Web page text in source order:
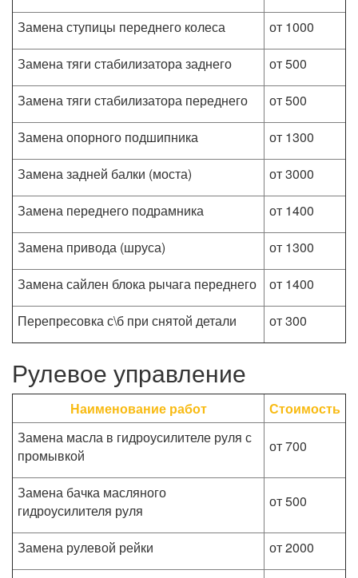
Замена ступицы переднего колеса
от 1000
Замена тяги стабилизатора заднего
от 500
Замена тяги стабилизатора переднего
от 500
Замена опорного подшипника
от 1300
Замена задней балки (моста)
от 3000
Замена переднего подрамника
от 1400
Замена привода (шруса)
от 1300
Замена сайлен блока рычага переднего
от 1400
Перепресовка с\б при снятой детали
от 300
Рулевое управление
Наименование работ
Стоимость
Замена масла в гидроусилителе руля с
промывкой
от 700
Замена бачка масляного
гидроусилителя руля
от 500
Замена рулевой рейки
от 2000